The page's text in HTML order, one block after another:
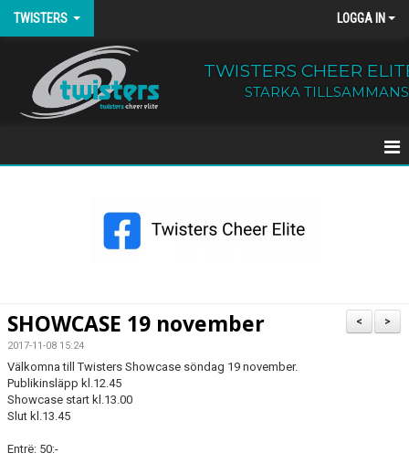
TWISTERS LOGGA IN
TWISTERS CHEER
STARKA TILLSAMMANS
KALENDER
KONTAKT
>
<
SHOWCASE 19 november
2017-11-08 15:24
Välkomna till Twisters Showcase söndag 19 november.
Publikinsläpp kl.12.45
Showcase start kl.13.00
Slut kl.13.45
Entrë: 50:-